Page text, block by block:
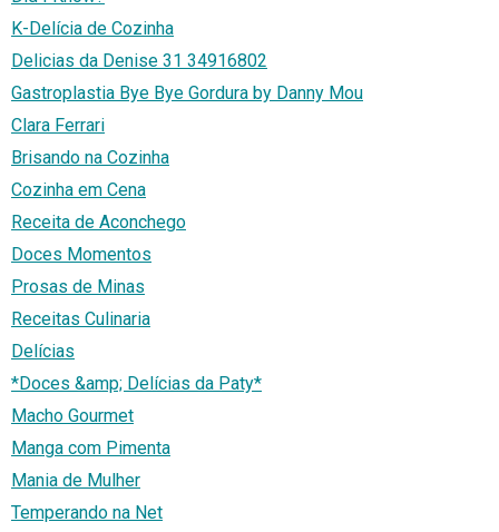
K-Delícia de Cozinha
Delicias da Denise 31 34916802
Gastroplastia Bye Bye Gordura by Danny Mou
Clara Ferrari
Brisando na Cozinha
Cozinha em Cena
Receita de Aconchego
Doces Momentos
Prosas de Minas
Receitas Culinaria
Delícias
*Doces &amp; Delícias da Paty*
Macho Gourmet
Manga com Pimenta
Mania de Mulher
Temperando na Net